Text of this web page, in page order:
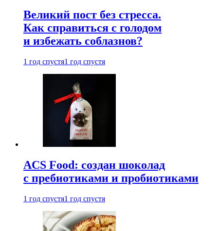
Великий пост без стресса.
Как справиться с голодом
и избежать соблазнов?
1 год спустя1 год спустя
ACS Food: создан шоколад
с пребиотиками и пробиотиками
1 год спустя1 год спустя